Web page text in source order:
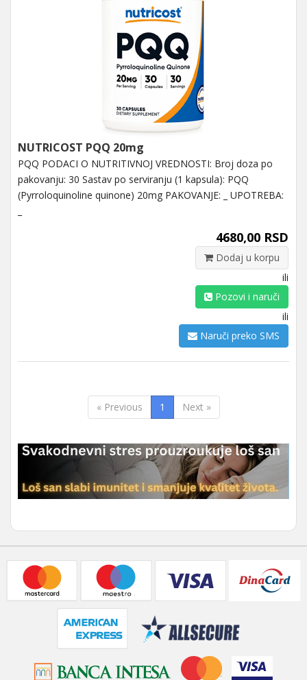
NUTRICOST PQQ 20mg
PQQ PODACI O NUTRITIVNOJ VREDNOSTI: Broj doza po
pakovanju: 30 Sastav po serviranju (1 kapsula): PQQ
(Pyrroloquinoline quinone) 20mg PAKOVANJE: _ UPOTREBA:
4680,00 RSD
Dodaj u korpu
ili
Pozovi i naruči
ili
Naruči preko SMS
« Previous 1 Next »